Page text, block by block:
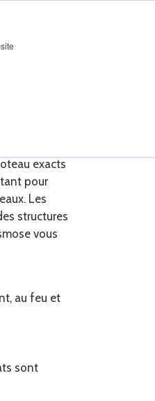
exacts
pour
Les
structures
vous
au feu et
sont